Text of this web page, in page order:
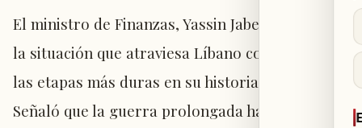
El ministro de Finanzas, Yassin Jaber, describió
la situación que atraviesa Líbano como una de
las etapas más duras en su historia reciente.
Señaló que la guerra prolongada ha impuesto